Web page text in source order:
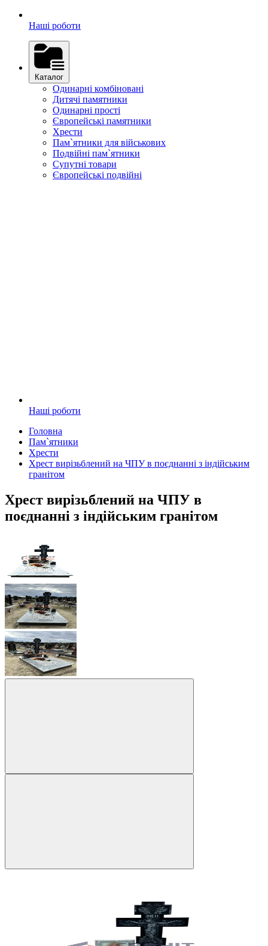
Наші роботи
Каталог
Одинарні комбіновані
Дитячі памятники
Одинарні прості
Європейські памятники
Хрести
Пам`ятники для військових
Подвійні пам`ятники
Супутні товари
Європейські подвійні
Наші роботи
Головна
Пам`ятники
Хрести
Хрест вирізьблений на ЧПУ в поєднанні з індійським
гранітом
Хрест вирізьблений на ЧПУ в
поєднанні з індійським гранітом